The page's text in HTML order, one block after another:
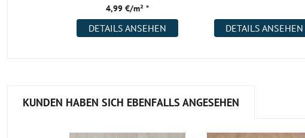
täglichem Verschleiß, wie Gehspuren und Kratzer.
Sie, wenn Sie im Wohnbereich einmal und in gewerblichen
4,99 €/m² *
DETAILS ANSEHEN DETAILS ANSEHEN
KUNDEN HABEN SICH EBENFALLS ANGESEHEN